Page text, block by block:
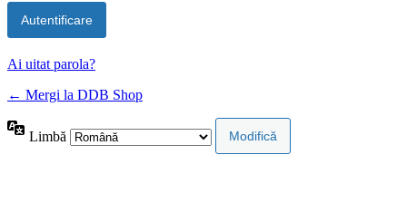
Ai uitat parola?
← Mergi la DDB Shop
Limbă